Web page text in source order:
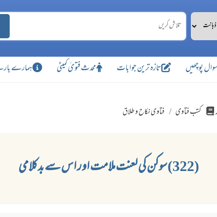
پوچھیں تازہ ترین جوابات محدث فتویٰ کمیٹی ہمارے
کتب فتاوی فتاوی نکاح و طلاق
(322) سوکن کی لعنت ملامت اور اس سے بدکلامی